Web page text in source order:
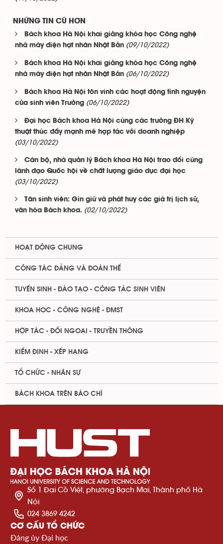
NHỮNG TIN CŨ HƠN
Bách khoa Hà Nội khai giảng khóa học Công nghệ
nhà máy điện hạt nhân Nhật Bản (09/10/2022)
Bách khoa Hà Nội khai giảng khóa học Công nghệ
nhà máy điện hạt nhân Nhật Bản (06/10/2022)
Bách khoa Hà Nội tôn vinh các hoạt động tình nguyện
của sinh viên Trường (06/10/2022)
Đại học Bách khoa Hà Nội cùng các trường ĐH Kỹ
thuật thúc đẩy mạnh mẽ hợp tác với doanh nghiệp
(03/10/2022)
Cán bộ, nhà quản lý Bách khoa Hà Nội trao đổi cùng
lãnh đạo Quốc hội về chất lượng giáo dục đại học
(03/10/2022)
Tân sinh viên: Gìn giữ và phát huy các giá trị lịch sử,
văn hóa Bách khoa. (02/10/2022)
HOẠT ĐỘNG CHUNG
CÔNG TÁC ĐẢNG VÀ ĐOÀN THỂ
TUYỂN SINH - ĐÀO TẠO - CÔNG TÁC SINH VIÊN
KHOA HỌC - CÔNG NGHỆ - ĐMST
HỢP TÁC - ĐỐI NGOẠI - TRUYỀN THÔNG
KIỂM ĐỊNH - XẾP HẠNG
TỔ CHỨC - NHÂN SỰ
BÁCH KHOA TRÊN BÁO CHÍ
Số 1 Đại Cồ Việt, phường Bạch Mai, Thành phố Hà
Nội
024 3869 4242
CƠ CẤU TỔ CHỨC
Đảng ủy Đại học